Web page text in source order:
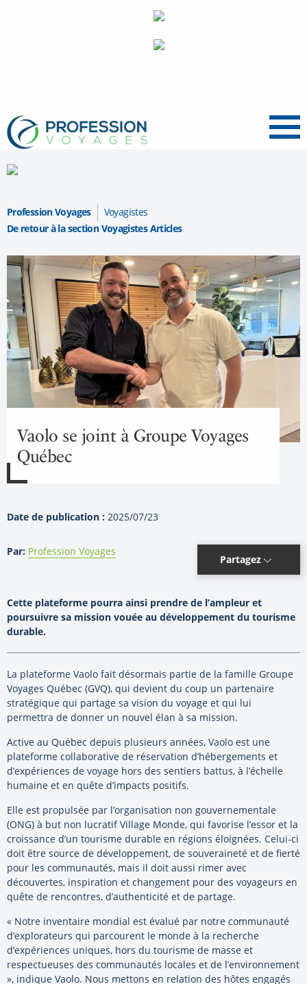
Menu
Profession Voyages
Voyagistes
De retour à la section Voyagistes Articles
Vaolo se joint à Groupe Voyages
Québec
Date de publication : 2025/07/23
Par: Profession Voyages
Partagez
Cette plateforme pourra ainsi prendre de l’ampleur et
poursuivre sa mission vouée au développement du tourisme
durable.
La plateforme Vaolo fait désormais partie de la famille Groupe
Voyages Québec (GVQ), qui devient du coup un partenaire
stratégique qui partage sa vision du voyage et qui lui
permettra de donner un nouvel élan à sa mission.
Active au Québec depuis plusieurs années, Vaolo est une
plateforme collaborative de réservation d’hébergements et
d’expériences de voyage hors des sentiers battus, à l’échelle
humaine et en quête d’impacts positifs.
Elle est propulsée par l’organisation non gouvernementale
(ONG) à but non lucratif Village Monde, qui favorise l’essor et la
croissance d’un tourisme durable en régions éloignées. Celui-ci
doit être source de développement, de souveraineté et de fierté
pour les communautés, mais il doit aussi rimer avec
découvertes, inspiration et changement pour des voyageurs en
quête de rencontres, d’authenticité et de partage.
« Notre inventaire mondial est évalué par notre communauté
d’explorateurs qui parcourent le monde à la recherche
d’expériences uniques, hors du tourisme de masse et
respectueuses des communautés locales et de l’environnement
», indique Vaolo. Nous mettons en relation des hôtes engagés